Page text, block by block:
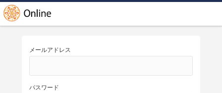
メールアドレス
パスワード